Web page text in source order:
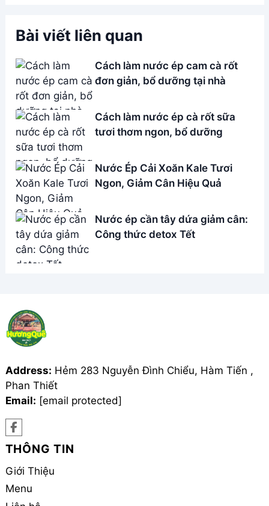
Bài viết liên quan
Cách làm nước ép cam cà rốt
đơn giản, bổ dưỡng tại nhà
Cách làm nước ép cà rốt sữa
tươi thơm ngon, bổ dưỡng
Nước Ép Cải Xoăn Kale Tươi
Ngon, Giảm Cân Hiệu Quả
Nước ép cần tây dứa giảm cân:
Công thức detox Tết
Address: Hẻm 283 Nguyễn Đình Chiểu, Hàm Tiến ,
Phan Thiết
Email: [email protected]
THÔNG TIN
Giới Thiệu
Menu